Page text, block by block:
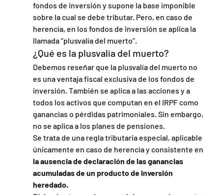
fondos de inversión y supone la base imponible
sobre la cual se debe tributar. Pero, en caso de
herencia, en los fondos de inversión se aplica la
llamada “plusvalía del muerto”.
¿Qué es la plusvalía del muerto?
Debemos reseñar que la plusvalía del muerto no
es una ventaja fiscal exclusiva de los fondos de
inversión. También se aplica a las acciones y a
todos los activos que computan en el IRPF como
ganancias o pérdidas patrimoniales. Sin embargo,
no se aplica a los planes de pensiones.
Se trata de una regla tributaria especial, aplicable
únicamente en caso de herencia y consistente en
la ausencia de declaración de las ganancias
acumuladas de un producto de inversión
heredado.